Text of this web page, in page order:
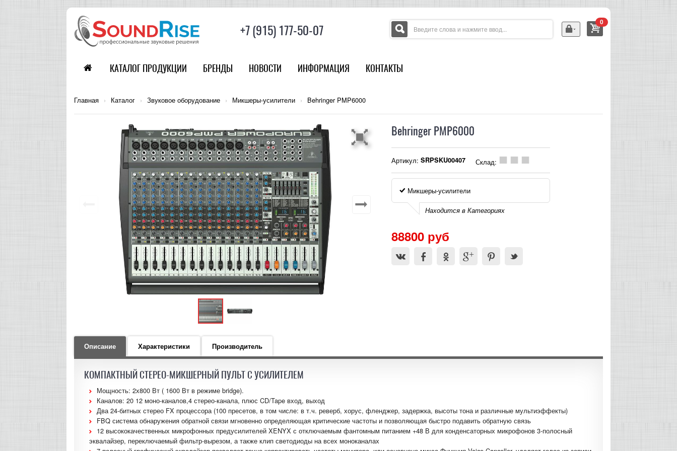
+7 (915) 177-50-07
0
КАТАЛОГ ПРОДУКЦИИ БРЕНДЫ НОВОСТИ ИНФОРМАЦИЯ КОНТАКТЫ
Главная › Каталог › Звуковое оборудование › Микшеры-усилители › Behringer PMP6000
Behringer PMP6000
Артикул: SRPSKU00407 Склад:
Микшеры-усилители
Находится в Категориях
88800 руб
Описание Характеристики Производитель
КОМПАКТНЫЙ СТЕРЕО-МИКШЕРНЫЙ ПУЛЬТ С УСИЛИТЕЛЕМ
Мощность: 2х800 Вт ( 1600 Вт в режиме bridge).
Каналов: 20 12 моно-каналов,4 стерео-канала, плюс CD/Tape вход, выход
Два 24-битных стерео FX процессора (100 пресетов, в том числе: в т.ч. реверб, хорус, фленджер, задержка, высоты тона и различные мультиэффекты)
FBQ система обнаружения обратной связи мгновенно определяющая критические частоты и позволяющая быстро подавить обратную связь
12 высококачественных микрофонных предусилителей XENYX с отключаемым фантомным питанием +48 В для конденсаторных микрофонов 3-полосный
эквалайзер, переключаемый фильтр-вырезом, а также клип светодиоды на всех моноканалах